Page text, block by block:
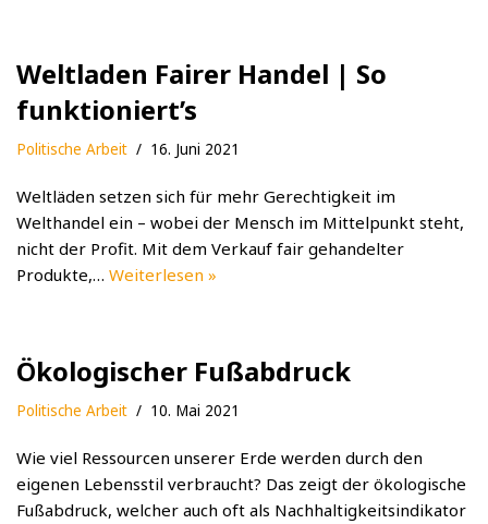
Weltladen Fairer Handel | So
funktioniert’s
Politische Arbeit 16. Juni 2021
Weltläden setzen sich für mehr Gerechtigkeit im
Welthandel ein – wobei der Mensch im Mittelpunkt steht,
nicht der Profit. Mit dem Verkauf fair gehandelter
Produkte,… Weiterlesen »
Ökologischer Fußabdruck
Politische Arbeit 10. Mai 2021
Wie viel Ressourcen unserer Erde werden durch den
eigenen Lebensstil verbraucht? Das zeigt der ökologische
Fußabdruck, welcher auch oft als Nachhaltigkeitsindikator